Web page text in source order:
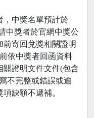
，中獎名單預計於
中獎者於官網中獎公
前寄回兌獎相關證明
依中獎者回函資料
關證明文件文件(包含
不完整或錯誤或逾
缺額不遞補。